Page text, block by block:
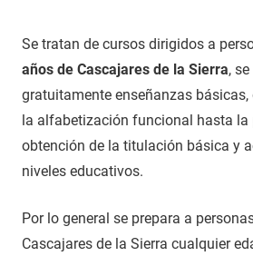
Se tratan de cursos dirigidos a
años de Cascajares de la Sierra,
gratuitamente enseñanzas básicas,
la alfabetización funcional hasta la
obtención de la titulación básica y
niveles educativos.
Por lo general se prepara a
Cascajares de la Sierra cualquier